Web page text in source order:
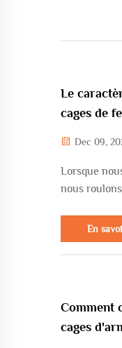
Le
cages de
Dec 09,
Lorsque
nous
humaine.
ferraillage,
En
Comment
cages